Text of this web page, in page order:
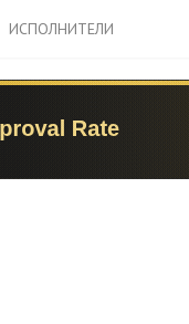
ИСПОЛНИТЕЛИ